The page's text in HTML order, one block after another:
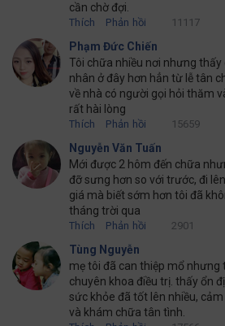
cần chờ đợi.
Thích Phản hồi 11117
Phạm Đức Chiến
Tôi chữa nhiều nơi nhưng thấy
nhân ở đây hơn hẳn từ lễ tân
về nhà có người gọi hỏi thăm
rất hài lòng
Thích Phản hồi 15659
Nguyễn Văn Tuấn
Mới được 2 hôm đến chữa
đỡ sưng hơn so với trước, đi
giá mà biết sớm hơn tôi đã
tháng trời qua
Thích Phản hồi 2901
Tùng Nguyễn
mẹ tôi đã can thiệp mổ nhưng
chuyên khoa điều trị. thấy ổn
sức khỏe đã tốt lên nhiều,
và khám chữa tân tình.